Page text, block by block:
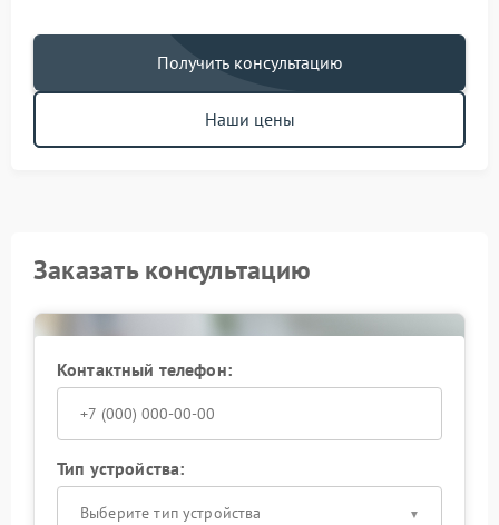
Получить консультацию
Наши цены
Заказать консультацию
Контактный телефон:
Тип устройства:
Выберите тип устройства